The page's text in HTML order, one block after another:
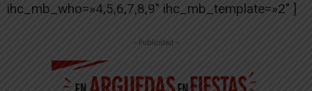
ihc_mb_who=»4,5,6,7,8,9″ ihc_mb_template=»2″ ]
-- Publicidad --